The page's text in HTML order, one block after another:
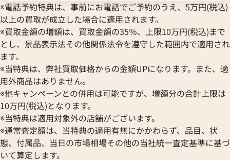
※電話予約特典は、事前にお電話でご予約のうえ、5万円(税込)
以上の買取が成立した場合に適用されます。
※買取金額の増額は、買取金額の35％、上限10万円(税込)まで
とし、景品表示法その他関係法令を遵守した範囲内で適用され
ます。
※当特典は、弊社買取価格からの金額UPになります。また、適
用外商品はありません。
※他キャンペーンとの併用は可能ですが、増額分の合計上限は
10万円(税込)となります。
※当特典は適用対象外の店舗がございます。
※通常査定額は、当特典の適用有無にかかわらず、品目、状
態、付属品、当日の市場相場その他の当社統一査定基準に基づ
いて算定します。